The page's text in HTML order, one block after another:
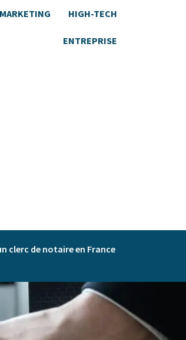
MARKETING HIGH-TECH
ENTREPRISE
clerc de notaire en France